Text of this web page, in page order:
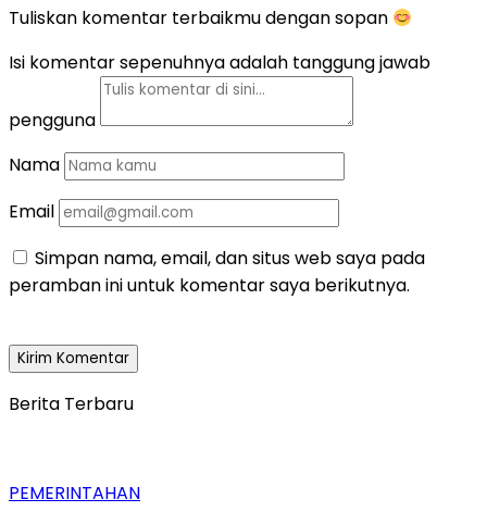
Tuliskan komentar terbaikmu dengan sopan
Isi komentar sepenuhnya adalah tanggung jawab
pengguna
Nama
Email
Simpan nama, email, dan situs web saya pada
peramban ini untuk komentar saya berikutnya.
Berita Terbaru
PEMERINTAHAN